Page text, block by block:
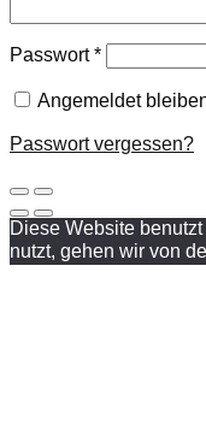
Passwort*
Angemeldet
Passwort vergessen?
Diese Website
nutzt, gehen wir von